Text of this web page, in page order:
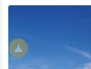
🧘